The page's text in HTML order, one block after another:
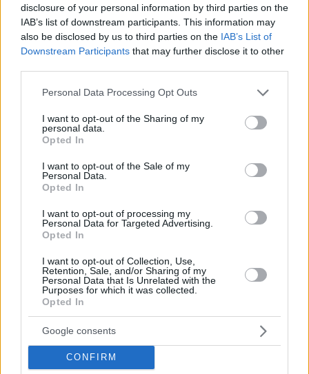
disclosure of your personal information by third parties on the
IAB’s list of downstream participants. This information may
also be disclosed by us to third parties on the IAB’s List of
Downstream Participants that may further disclose it to other
Please note that this website/app uses one or more Google
not limited to your visit or usage behaviour. You may click to
grant or deny consent to Google and its third-party tags to
use your data for below specified purposes in below Google
consent section.
Personal Data Processing Opt Outs
I want to opt-out of the Sharing of my
personal data.
Opted In
I want to opt-out of the Sale of my
Personal Data.
Opted In
I want to opt-out of processing my
Personal Data for Targeted Advertising.
Opted In
I want to opt-out of Collection, Use,
Retention, Sale, and/or Sharing of my
Personal Data that Is Unrelated with the
Purposes for which it was collected.
Opted In
Google consents
CONFIRM
Einführung.
Was jedoch niemand erwartet hatte, war – dass ein
Interview mit ihm sich auf ein 40-minütiges Gespräch über
den Sport ausdehnen würde und beginnend mit den Xs und
Os und dem Übergang in die NBA, den europäischen
Es gab einige Themen waren und das ist nur der erste Teil
versucht auf das „goldene Jahr“ mitCSKA
Moskau zu
antworten und bezog Stellung zu verschiedenen Themen –
der europäischen Trainerstil, ein Gespräch mit Dusan Ivkovic
zu diesem Thema, seine Jahre in